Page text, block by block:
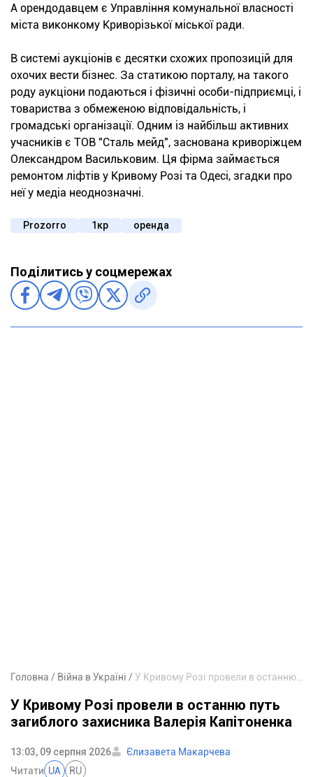
А орендодавцем є Управління комунальної власності
міста виконкому Криворізької міської ради.
В системі аукціонів є десятки схожих пропозицій для
охочих вести бізнес. За статикою порталу, на такого
роду аукціони подаються і фізичні особи-підприємці, і
товариства з обмеженою відповідальність, і
громадські організації. Одним із найбільш активних
учасників є ТОВ "Сталь мейд", заснована криворіжцем
Олександром Васильковим. Ця фірма займається
ремонтом ліфтів у Кривому Розі та Одесі, згадки про
неї у медіа неоднозначні.
Prozorro 1кр оренда
Поділитись у соцмережах
Головна Війна в Україні
У Кривому Розі провели в останню путь
загиблого захисника Валерія Капітоненка
13:03, 09 серпня 2026
Єлизавета Макарчева
Читати UA RU